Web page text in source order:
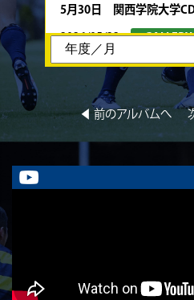
5月30日 関西学院大学
2026/05/22
GALLERY
5月24日 春季トーナメ
2026/05/22
GALLERY
5月23日 京都産業大学BC
5月3日 筑波大学
◀︎ 前のアルバムへ